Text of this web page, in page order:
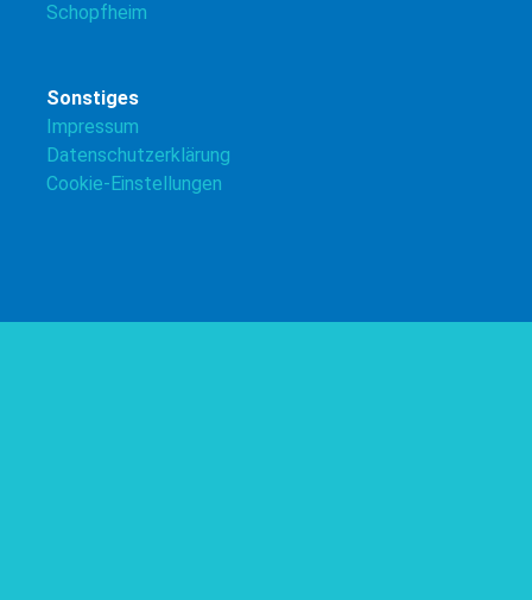
Schopfheim
Sonstiges
Impressum
Datenschutzerklärung
Cookie-Einstellungen